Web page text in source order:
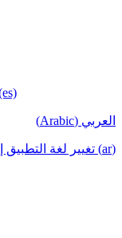
العربي (Arabic)
(ar) تغيير لغة التطبيق إلى العربية